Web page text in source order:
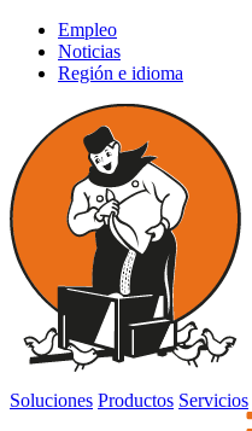
Empleo
Noticias
Región e idioma
Soluciones Productos Servicios